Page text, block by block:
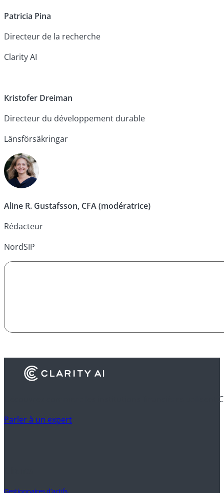
Patricia Pina
Directeur de la recherche
Clarity AI
Kristofer Dreiman
Directeur du développement durable
Länsförsäkringar
Aline R. Gustafsson, CFA (modératrice)
Rédacteur
NordSIP
Découvrez comment les institutions financières utilisent
Parler à un expert
Gestionnaires d'actifs